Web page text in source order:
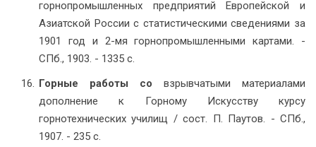
горнопромышленных предприятий Европейской и
Азиатской России с статистическими сведениями за
1901 год и 2-мя горнопромышленными картами. -
СПб., 1903. - 1335 с.
Горные работы со взрывчатыми материалами
дополнение к Горному Искусству курсу
горнотехнических училищ / сост. П. Паутов. - СПб.,
1907. - 235 с.